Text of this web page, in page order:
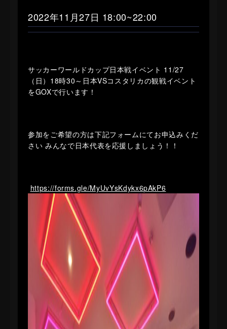
2022年11月27日 18:00~22:00
サッカーワールドカップ日本戦イベント 11/27
（日）18時30～日本VSコスタリカの観戦イベント
をGOXで行います！
参加をご希望の方は下記フォームにてお申込みくだ
さい みんなで日本代表を応援しましょう！！
https://forms.gle/MyUvYsKdykx6pAkP6